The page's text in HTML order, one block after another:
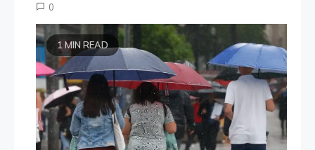
0
1 MIN READ